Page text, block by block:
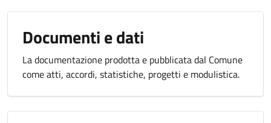
Documenti e dati
La documentazione prodotta e pubblicata dal Comune
come atti, accordi, statistiche, progetti e modulistica.